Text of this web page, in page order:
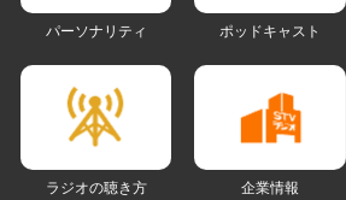
パーソナリティ ポッドキャスト
ラジオの聴き方 企業情報